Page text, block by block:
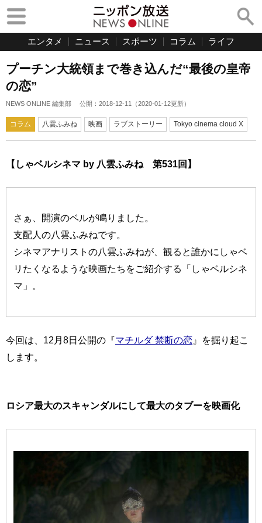
エンタメ ニュース スポーツ コラム ライフ
プーチン大統領まで巻き込んだ“最後の皇帝
の恋”
NEWS ONLINE 編集部 公開： 2018-12-11 （2020-01-12更新）
コラム 八雲ふみね 映画 ラブストーリー Tokyo cinema cloud X
【しゃベルシネマ by 八雲ふみね 第531回】
さぁ、開演のベルが鳴りました。
支配人の八雲ふみねです。
シネマアナリストの八雲ふみねが、観ると誰かにしゃベ
リたくなるような映画たちをご紹介する「しゃベルシネ
マ」。
今回は、12月8日公開の『マチルダ 禁断の恋 』を掘り起こ
します。
ロシア最大のスキャンダルにして最大のタブーを映画化